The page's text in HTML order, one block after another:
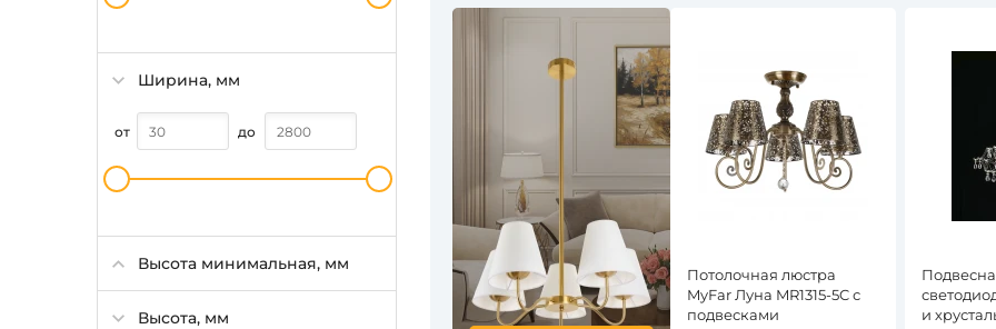
Ширина, мм
от до
Высота минимальная, мм
Высота, мм
Потолочная люстра
MyFar Луна MR1315-5C с
подвесками
и